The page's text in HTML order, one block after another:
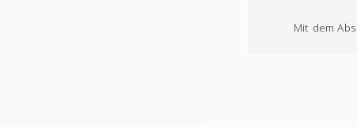
Mit dem